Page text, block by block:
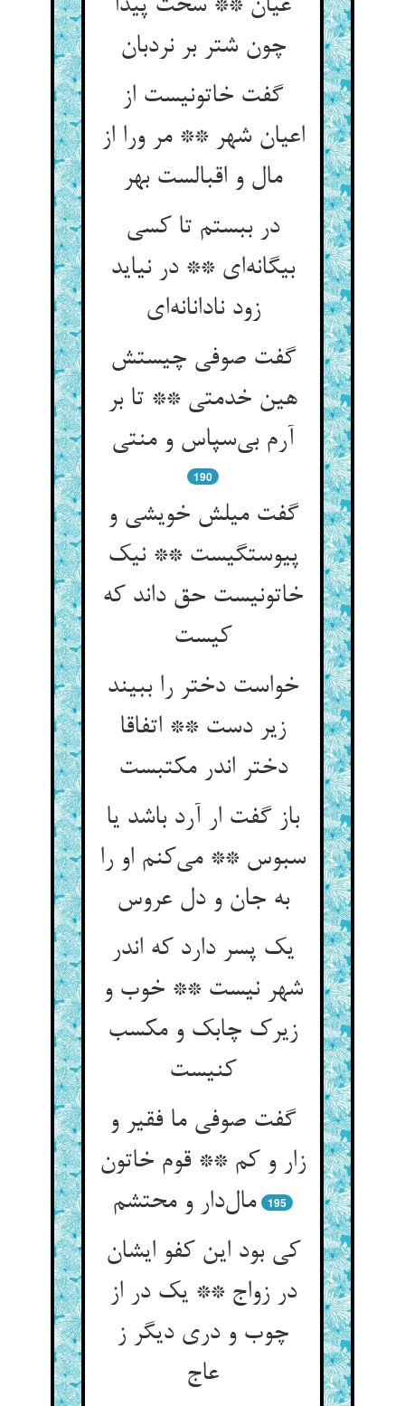
عیان ** سخت پیدا
چون شتر بر نردبان
گفت خاتونیست از
اعیان شهر ** مر ورا از
مال و اقبالست بهر
در ببستم تا کسی
بیگانه‌ای ** در نیاید
زود نادانانه‌ای
گفت صوفی چیستش
هین خدمتی ** تا بر
آرم بی‌سپاس و منتی
190
گفت میلش خویشی و
پیوستگیست ** نیک
خاتونیست حق داند که
کیست
خواست دختر را ببیند
زیر دست ** اتفاقا
دختر اندر مکتبست
باز گفت ار آرد باشد یا
سبوس ** می‌کنم او را
به جان و دل عروس
یک پسر دارد که اندر
شهر نیست ** خوب و
زیرک چابک و مکسب
کنیست
گفت صوفی ما فقیر و
زار و کم ** قوم خاتون
مال‌دار و محتشم
195
کی بود این کفو ایشان
در زواج ** یک در از
چوب و دری دیگر ز
عاج